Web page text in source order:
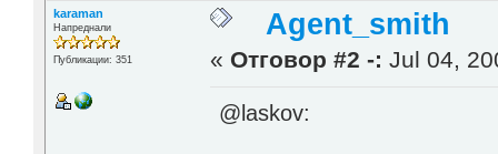
karaman
Напреднали
Публикации: 351
Agent_smith
« Отговор #2 -: Jul 04,
@laskov: